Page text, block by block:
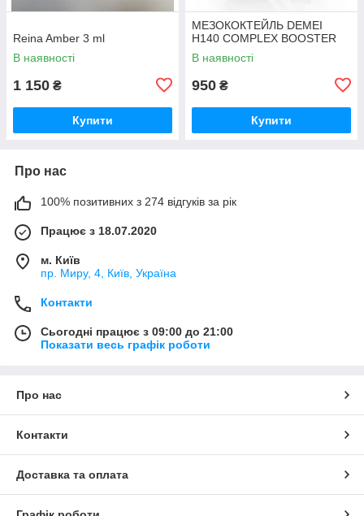
Reina Amber 3 ml
В наявності
1 150 ₴
Купити
МЕЗОКОКТЕЙЛЬ DEMEI
H140 COMPLEX BOOSTER
В наявності
950 ₴
Купити
Про нас
100% позитивних з 274 відгуків за рік
Працює з 18.07.2020
м. Київ
пр. Миру, 4, Київ, Україна
Контакти
Сьогодні працює з 09:00 до 21:00
Показати весь графік роботи
Про нас
Контакти
Доставка та оплата